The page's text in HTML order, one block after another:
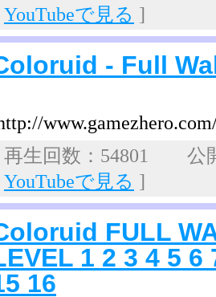
YouTubeで見る ]
- Full
再生回数：54801 公
YouTubeで見る ]
FULL
1 2 3 4 5 6
16